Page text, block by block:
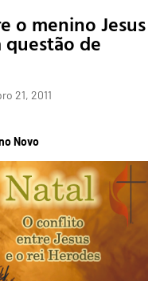
o menino Jesus
questão de
21, 2011
Novo